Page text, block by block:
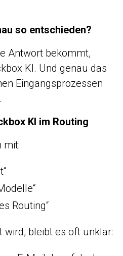
so entschieden?
Antwort bekommt,
KI. Und genau das
Eingangsprozessen
KI im Routing
mit:
Routing“
wird, bleibt es oft unklar: